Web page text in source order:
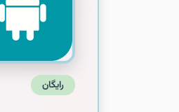
رایگان